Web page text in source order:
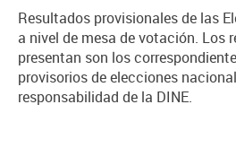
Resultados provisionales de las
a nivel de mesa de votación. Los
presentan son los
provisorios de elecciones
responsabilidad de la DINE.